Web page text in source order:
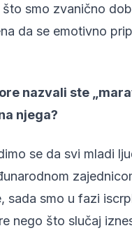
smo zvanično
da se emotivno
nazvali ste
njega?
se da svi mladi
smo u fazi
nego što slučaj